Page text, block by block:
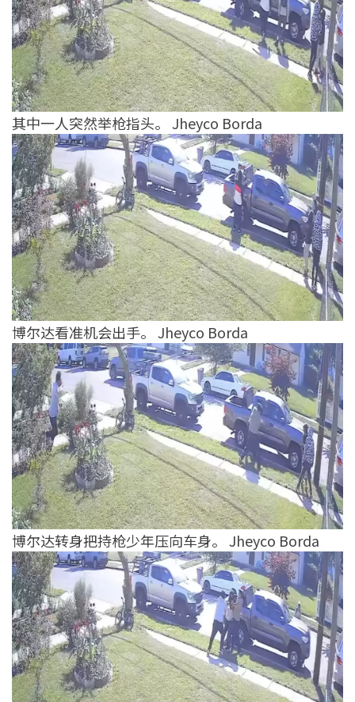
其中一人突然举枪指头。 Jheyco Borda
博尔达看准机会出手。 Jheyco Borda
博尔达转身把持枪少年压向车身。 Jheyco Borda